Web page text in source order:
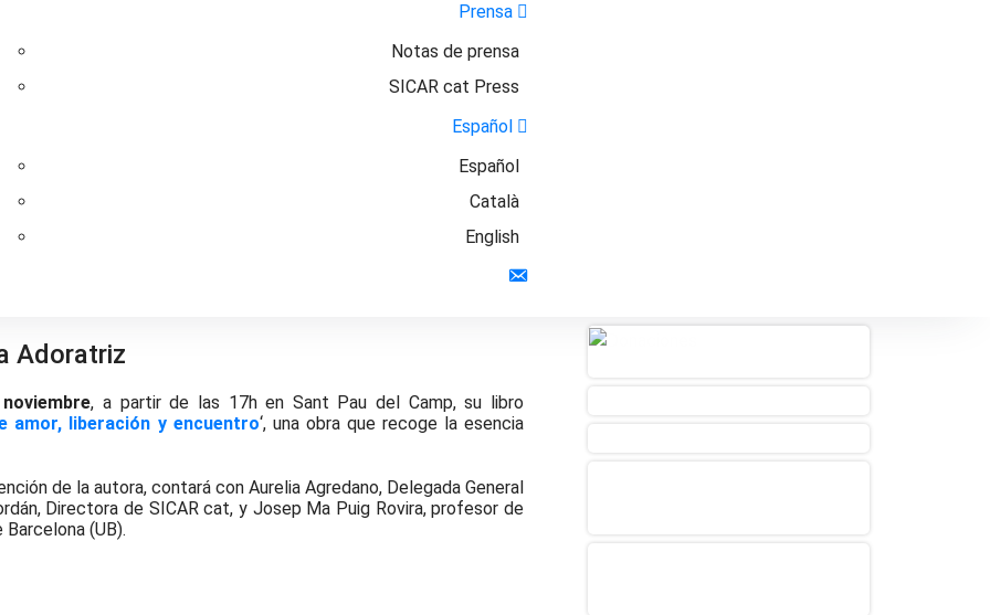
Prensa
Notas de prensa
SICAR cat Press
Español
Español
Català
English
Contacto
Adoratriz
, a partir de las 17h en Sant Pau del Camp, su libro
amor, liberación y encuentro‘, una obra que recoge la esencia
de la autora, contará con Aurelia Agredano, Delegada General
Directora de SICAR cat, y Josep Ma Puig Rovira, profesor de
(UB).